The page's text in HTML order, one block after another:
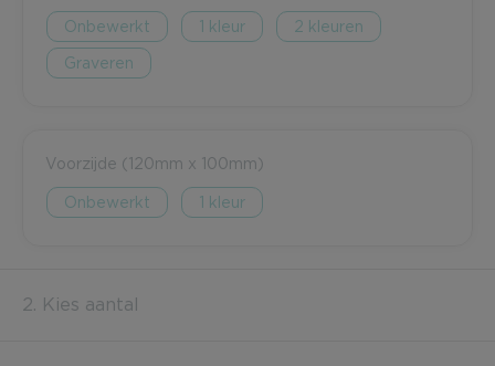
Onbewerkt 1 2
Graveren
Voorzijde (120mm x 100mm)
Onbewerkt 1
2. Kies aantal